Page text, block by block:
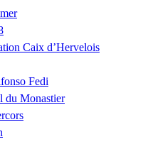
Caix d’Hervelois
Fedi
du Monastier